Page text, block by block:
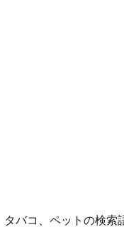
バコ、ペットの検索